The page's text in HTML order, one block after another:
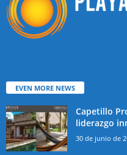
EVEN MORE NEWS
Capetillo
liderazgo
30 de junio de